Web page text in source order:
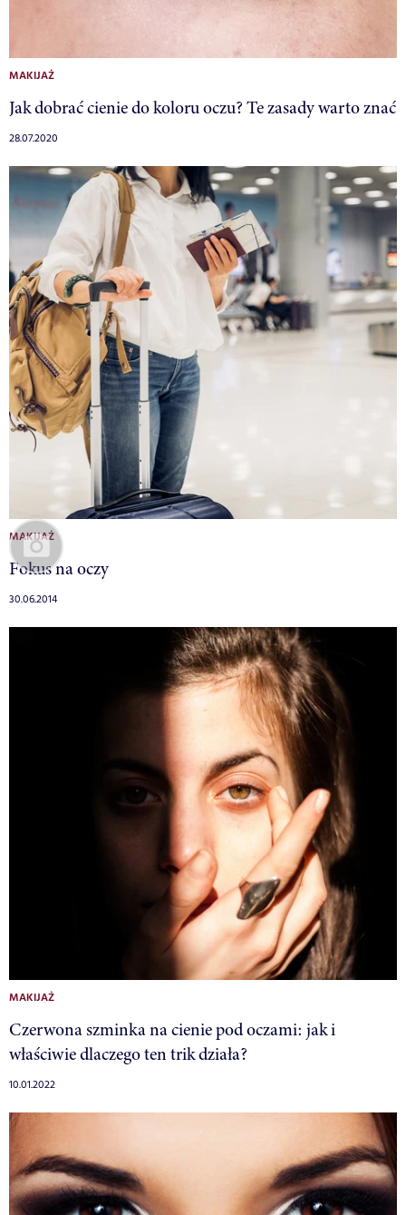
MAKIJAŻ
Jak dobrać cienie do koloru oczu? Te zasady warto znać
28.07.2020
MAKIJAŻ
Fokus na oczy
30.06.2014
MAKIJAŻ
Czerwona szminka na cienie pod oczami: jak i
właściwie dlaczego ten trik działa?
10.01.2022